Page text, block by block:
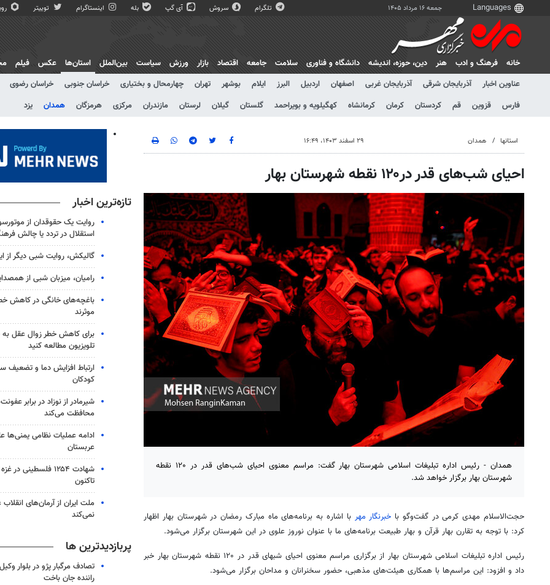
جمعه ۱۶ مرداد ۱۴۰۵ تلگرام سروش آی گپ بله اینستاگرام توییتر
خانه فرهنگ و ادب هنر دين، حوزه، انديشه دانشگاه و فناوری سلامت جامعه اقتصاد بازار ورزش سیاست بین‌الملل
استان‌ها
عناوین اخبار
آذربایجان شرقی آذربایجان غربی اصفهان اردبیل البرز ایلام بوشهر تهران چهارمحال و بختیاری خراسان جنوبی خراسان رضوی
فارس
قزوین قم کردستان کرمان کرمانشاه کهگیلویه و بویراحمد گلستان گیلان لرستان مازندران مرکزی هرمزگان همدان یزد
عکس فیلم
استانها همدان ۲۹ اسفند ۱۴۰۳، ۱۶:۴۹
احیای شب‌های قدر در۱۲۰ نقطه شهرستان بهار
همدان - رئیس اداره تبلیغات اسلامی شهرستان بهار گفت: مراسم معنوی احیای شب‌های قدر در ۱۲۰ نقطه
شهرستان بهار برگزار خواهد شد.
حجت‌الاسلام مهدی کرمی در گفت‌وگو با خبرنگار مهر با اشاره به برنامه‌های ماه مبارک رمضان در شهرستان بهار اظهار
کرد: با توجه به تقارن بهار قرآن و بهار طبیعت برنامه‌های ما با عنوان نوروز علوی در این شهرستان برگزار می‌شود.
رئیس اداره تبلیغات اسلامی شهرستان بهار از برگزاری مراسم معنوی احیای شبهای
قدر در ۱۲۰ نقطه شهرستان بهار خبر
داد و افزود: این مراسم‌ها با همکاری هیئت‌های مذهبی، حضور سخنرانان و مداحان برگزار می‌شود.
تازه‌ترین اخبار
روایت یک حقوقدان از
استقلال در تردد یا چالش
گالیکش، روایت شبی دیگر از
رامیان، میزبان شبی از
باغچه‌های خانگی در کاهش
موثرند
برای کاهش خطر زوال عقل به
تلویزیون مطالعه کنید
ارتباط افزایش دما و تضعیف
کودکان
شیرمادر از نوزاد در برابر
محافظت می‌کند
ادامه عملیات نظامی یمنی‌ها
عربستان
شهادت ۱۲۵۴ فلسطینی
تاکنون
ملت ایران از آرمان‌های
نمی‌کند
پربازدیدترین ها
تصادف مرگبار پژو در بلوار
راننده جان باخت